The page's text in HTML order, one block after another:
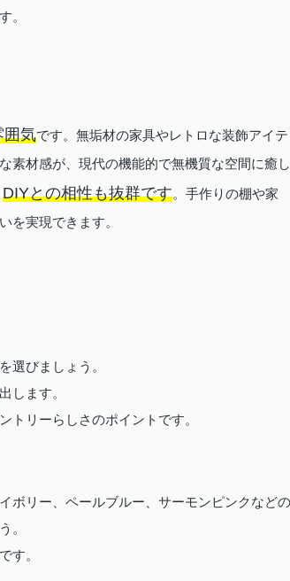
。
囲気です。無垢材の家具やレトロな装飾アイテ
素材感が、現代の機能的で無機質な空間に癒し
DIYとの相性も抜群です。手作りの棚や家
を実現できます。
選びましょう。
します。
トリーらしさのポイントです。
ボリー、ペールブルー、サーモンピンクなどの
。
す。